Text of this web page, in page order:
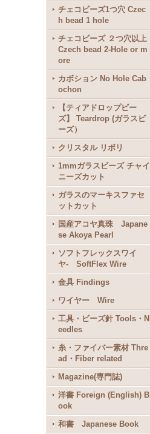
チェコビーズ1つ穴 Czec
h bead 1 hole
チェコビーズ ２つ穴以上
Czech bead 2-Hole or m
ore
カボション No Hole Cab
ochon
【ティアドロップビー
ズ】 Teardrop (ガラスビ
ーズ）
クリスタル リボリ
1mmガラスビーズ チャイ
ニーズカット
ガラスのマーキスファセ
ットカット
国産アコヤ真珠 Japane
se Akoya Pearl
ソフトフレックスワイ
ヤ- SoftFlex Wire
金具 Findings
ワイヤー Wire
工具・ビーズ針 Tools・N
eedles
糸・ファイバー素材 Thre
ad・Fiber related
Magazine(専門誌)
洋書 Foreign (English) B
ook
和書 Japanese Book